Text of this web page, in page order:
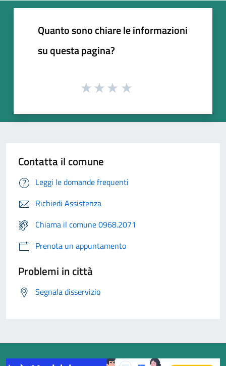
Quanto sono chiare le informazioni
su questa pagina?
Contatta il comune
Leggi le domande frequenti
Richiedi Assistenza
Chiama il comune 0968.2071
Prenota un appuntamento
Problemi in città
Segnala disservizio